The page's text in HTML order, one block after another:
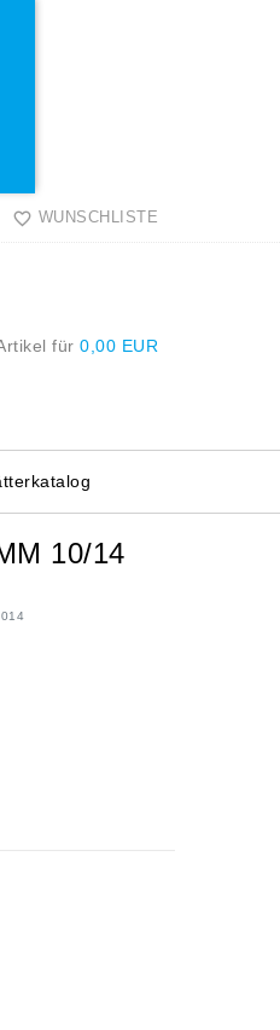
WUNSCHLISTE
für 0,00 EUR
10/14